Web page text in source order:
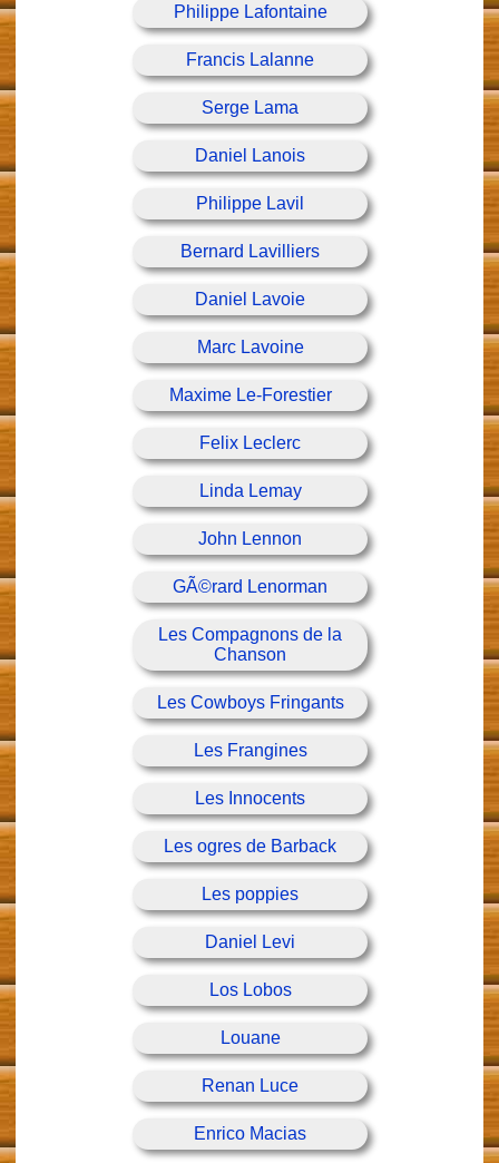
Philippe Lafontaine
Francis Lalanne
Serge Lama
Daniel Lanois
Philippe Lavil
Bernard Lavilliers
Daniel Lavoie
Marc Lavoine
Maxime Le-Forestier
Felix Leclerc
Linda Lemay
John Lennon
GÃ©rard Lenorman
Les Compagnons de la
Chanson
Les Cowboys Fringants
Les Frangines
Les Innocents
Les ogres de Barback
Les poppies
Daniel Levi
Los Lobos
Louane
Renan Luce
Enrico Macias